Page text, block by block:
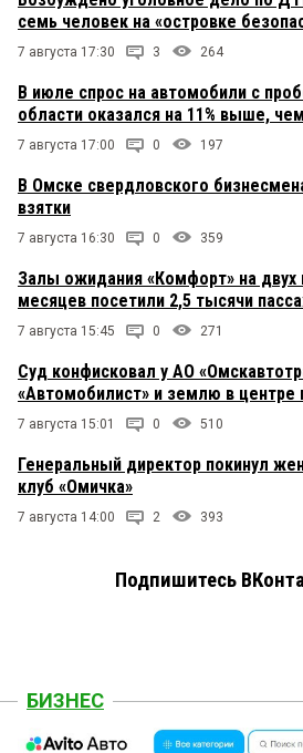
семь человек на «островке
7 августа 17:30 3 264
В июле спрос на автомобили с
области оказался на 11% выше,
7 августа 17:00 0 197
В Омске свердловского
взятки
7 августа 16:30 0 359
Залы ожидания «Комфорт» на двух
месяцев посетили 2,5 тысячи
7 августа 15:45 0 271
Суд конфисковал у АО
«Автомобилист» и землю в центре
7 августа 15:01 0 510
Генеральный директор покинул
клуб «Омичка»
7 августа 14:00 2 393
Подпишитесь
БИЗНЕС